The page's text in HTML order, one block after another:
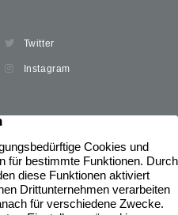
Twitter
Instagram
Widerrufsbelehrung
News